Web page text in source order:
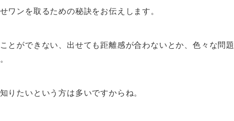
ワンを取るための秘訣をお伝えします。
とができない、出せても距離感が合わないとか、色々な問題
りたいという方は多いですからね。